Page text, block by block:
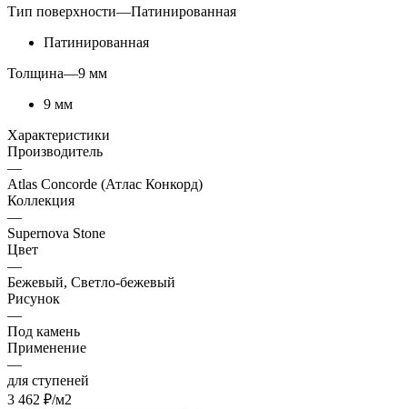
Тип поверхности—Патинированная
Патинированная
Толщина—9 мм
9 мм
Характеристики
Производитель
—
Atlas Concorde (Атлас Конкорд)
Коллекция
—
Supernova Stone
Цвет
—
Бежевый, Светло-бежевый
Рисунок
—
Под камень
Применение
—
для ступеней
3 462 ₽/м2